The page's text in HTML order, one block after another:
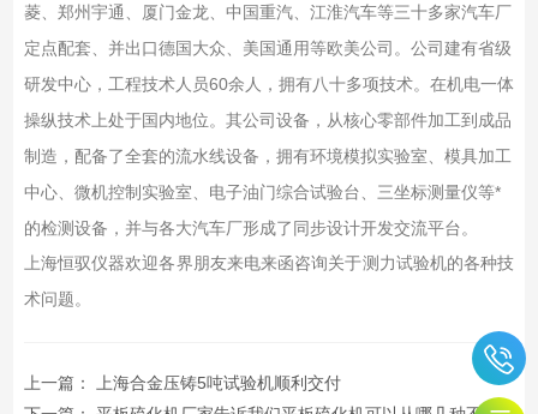
菱、郑州宇通、厦门金龙、中国重汽、江淮汽车等三十多家汽车厂
定点配套、并出口德国大众、美国通用等欧美公司。公司建有省级
研发中心，工程技术人员60余人，拥有八十多项技术。在机电一体
操纵技术上处于国内地位。其公司设备，从核心零部件加工到成品
制造，配备了全套的流水线设备，拥有环境模拟实验室、模具加工
中心、微机控制实验室、电子油门综合试验台、三坐标测量仪等*
的检测设备，并与各大汽车厂形成了同步设计开发交流平台。
上海恒驭仪器欢迎各界朋友来电来函咨询关于测力试验机的各种技
术问题。
上一篇：
上海合金压铸5吨试验机顺利交付